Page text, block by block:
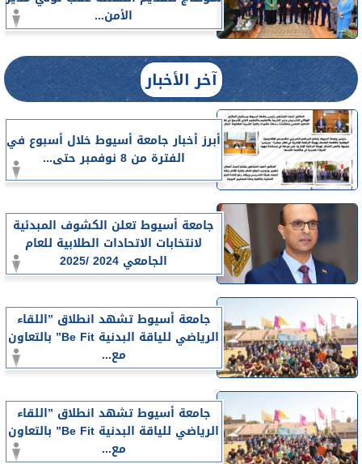
الأمن...
آخر الأخبار
أبرز أخبار جامعة أسيوط خلال أسبوع في
الفترة من 8 نوفمبر حتى...
جامعة أسيوط تعلن الكشوف المبدئية
لانتخابات الاتحادات الطلابية للعام
الجامعي 2024 /2025
جامعة أسيوط تشهد انطلاق ”اللقاء
الرياضي للياقة البدنية Be Fit” بالتعاون
مع...
جامعة أسيوط تشهد انطلاق ”اللقاء
الرياضي للياقة البدنية Be Fit” بالتعاون
مع...